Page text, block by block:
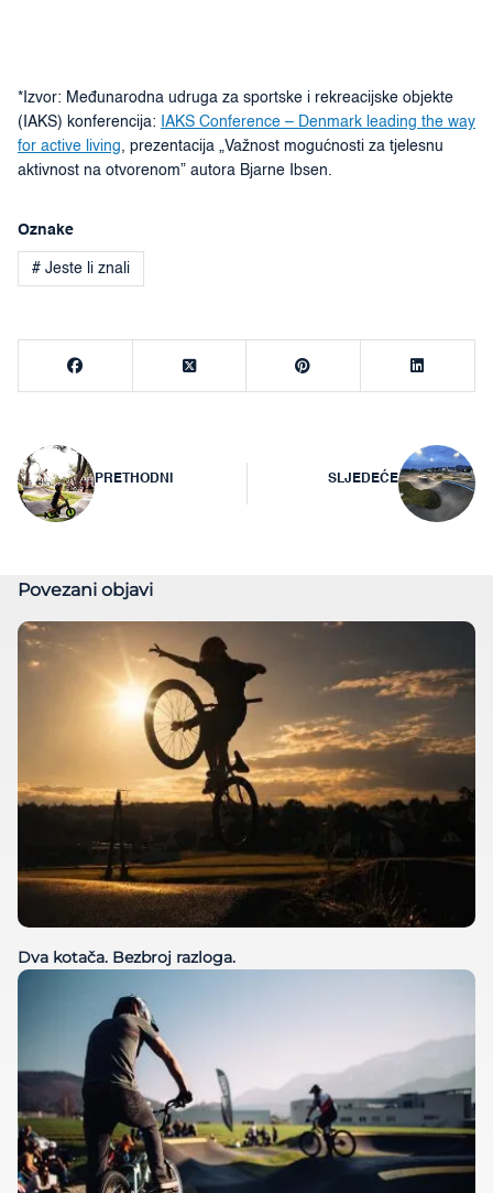
*Izvor: Međunarodna udruga za sportske i rekreacijske objekte
(IAKS) konferencija:
IAKS Conference – Denmark leading the way
for active living, prezentacija „Važnost mogućnosti za tjelesnu
aktivnost na otvorenom” autora Bjarne Ibsen.
Oznake
# Jeste li znali
Navigacija
objava
PRETHODNI SLJEDEĆE
Povezani objavi
Dva kotača. Bezbroj razloga.